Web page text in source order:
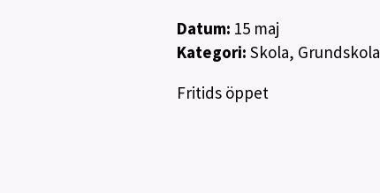
Datum: 15 maj
Kategori: Skola, Grundskola
Fritids öppet